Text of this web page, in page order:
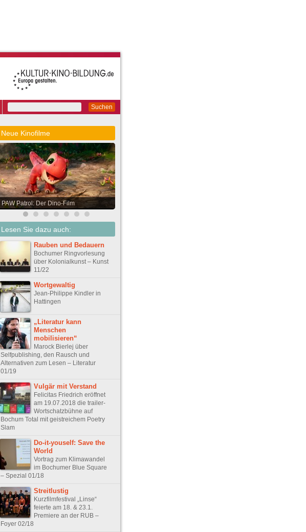
Suchen
Neue Kinofilme
PAW Patrol: Der Dino-Film
Lesen Sie dazu auch:
Rauben und Bedauern
Bochumer Ringvorlesung
über Kolonialkunst – Kunst
11/22
Wortgewaltig
Jean-Philippe Kindler in
Hattingen
„Literatur kann
Menschen
mobilisieren“
Marock Bierlej über
Selfpublishing, den Rausch und
Alternativen zum Lesen – Literatur
01/19
Vulgär mit Verstand
Felicitas Friedrich eröffnet
am 19.07.2018 die trailer-
Wortschatzbühne auf
Bochum Total mit geistreichem Poetry
Slam
Do-it-youself: Save the
World
Vortrag zum Klimawandel
im Bochumer Blue Square
– Spezial 01/18
Streitlustig
Kurzfilmfestival „Linse“
feierte am 18. & 23.1.
Premiere an der RUB –
Foyer 02/18